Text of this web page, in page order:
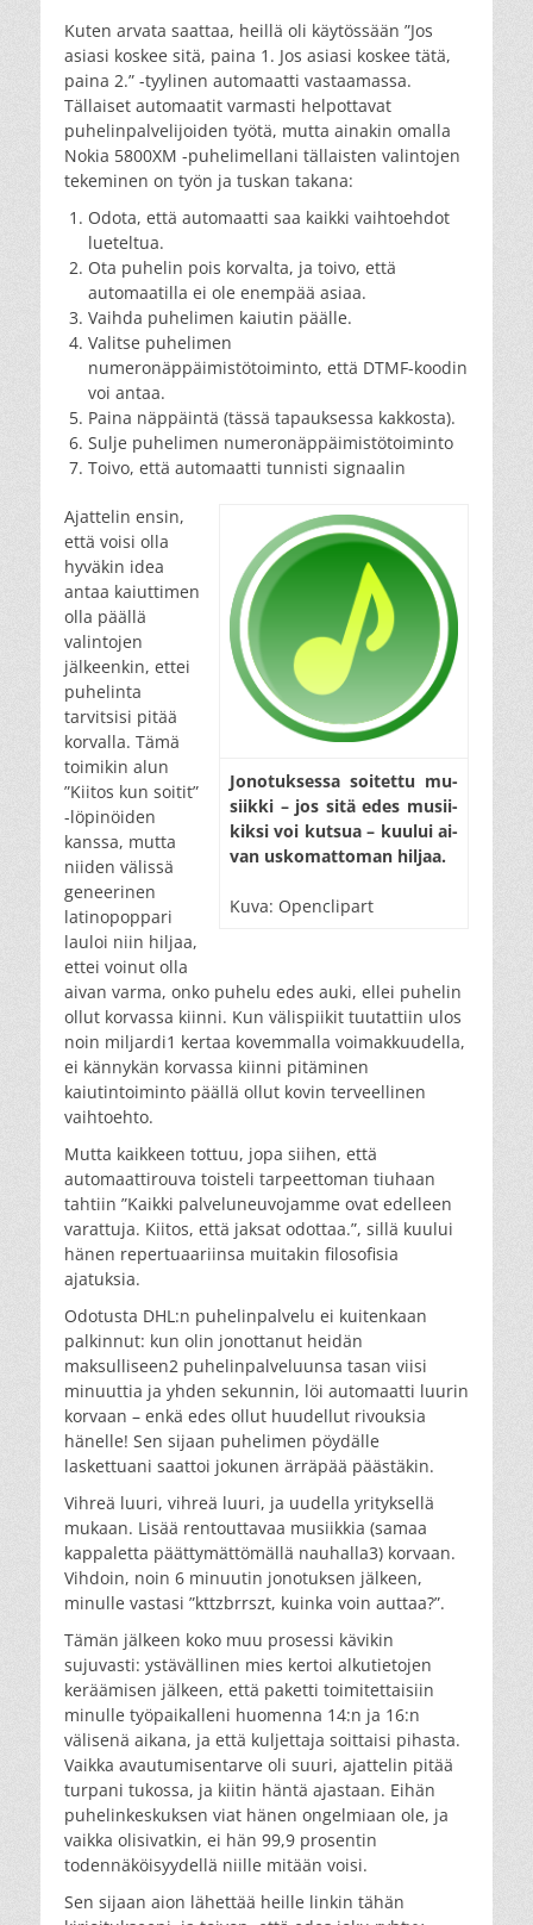
Kuten arvata saattaa, heillä oli käytössään ”Jos
asiasi koskee sitä, paina 1. Jos asiasi koskee tätä,
paina 2.” -tyylinen automaatti vastaamassa.
Tällaiset automaatit varmasti helpottavat
puhelinpalvelijoiden työtä, mutta ainakin omalla
Nokia 5800XM -puhelimellani tällaisten valintojen
tekeminen on työn ja tuskan takana:
Odota, että automaatti saa kaikki vaihtoehdot
lueteltua.
Ota puhelin pois korvalta, ja toivo, että
automaatilla ei ole enempää asiaa.
Vaihda puhelimen kaiutin päälle.
Valitse puhelimen
numeronäppäimistötoiminto, että DTMF-koodin
voi antaa.
Paina näppäintä (tässä tapauksessa kakkosta).
Sulje puhelimen numeronäppäimistötoiminto
Toivo, että automaatti tunnisti signaalin
Jono­tuk­ses­sa soi­tet­tu mu­
siik­ki – jos si­tä edes mu­sii­
kik­si voi kut­sua – kuu­lui ai­
van us­ko­mat­to­man hil­jaa.
Kuva: Openclipart
Ajattelin ensin,
että voisi olla
hyväkin idea
antaa kaiuttimen
olla päällä
valintojen
jälkeenkin, ettei
puhelinta
tarvitsisi pitää
korvalla. Tämä
toimikin alun
”Kiitos kun soitit”
-löpinöiden
kanssa, mutta
niiden välissä
geneerinen
latinopoppari
lauloi niin hiljaa,
ettei voinut olla
aivan varma, onko puhelu edes auki, ellei puhelin
ollut korvassa kiinni. Kun välispiikit tuutattiin ulos
noin miljardi1 kertaa kovemmalla voimakkuudella,
ei kännykän korvassa kiinni pitäminen
kaiutintoiminto päällä ollut kovin terveellinen
vaihtoehto.
Mutta kaikkeen tottuu, jopa siihen, että
automaattirouva toisteli tarpeettoman tiuhaan
tahtiin ”Kaikki palveluneuvojamme ovat edelleen
varattuja. Kiitos, että jaksat odottaa.”, sillä kuului
hänen repertuaariinsa muitakin filosofisia
ajatuksia.
Odotusta DHL:n puhelinpalvelu ei kuitenkaan
palkinnut: kun olin jonottanut heidän
maksulliseen2 puhelinpalveluunsa tasan viisi
minuuttia ja yhden sekunnin, löi automaatti luurin
korvaan – enkä edes ollut huudellut rivouksia
hänelle! Sen sijaan puhelimen pöydälle
laskettuani saattoi jokunen ärräpää päästäkin.
Vihreä luuri, vihreä luuri, ja uudella yrityksellä
mukaan. Lisää rentouttavaa musiikkia (samaa
kappaletta päättymättömällä nauhalla3) korvaan.
Vihdoin, noin 6 minuutin jonotuksen jälkeen,
minulle vastasi ”kttzbrrszt, kuinka voin auttaa?”.
Tämän jälkeen koko muu prosessi kävikin
sujuvasti: ystävällinen mies kertoi alkutietojen
keräämisen jälkeen, että paketti toimitettaisiin
minulle työpaikalleni huomenna 14:n ja 16:n
välisenä aikana, ja että kuljettaja soittaisi pihasta.
Vaikka avautumisentarve oli suuri, ajattelin pitää
turpani tukossa, ja kiitin häntä ajastaan. Eihän
puhelinkeskuksen viat hänen ongelmiaan ole, ja
vaikka olisivatkin, ei hän 99,9 prosentin
todennäköisyydellä niille mitään voisi.
Sen sijaan aion lähettää heille linkin tähän